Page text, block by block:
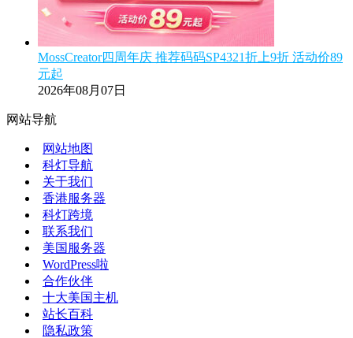
MossCreator四周年庆 推荐码码SP4321折上9折 活动价89
元起
2026年08月07日
网站导航
网站地图
科灯导航
关于我们
香港服务器
科灯跨境
联系我们
美国服务器
WordPress啦
合作伙伴
十大美国主机
站长百科
隐私政策